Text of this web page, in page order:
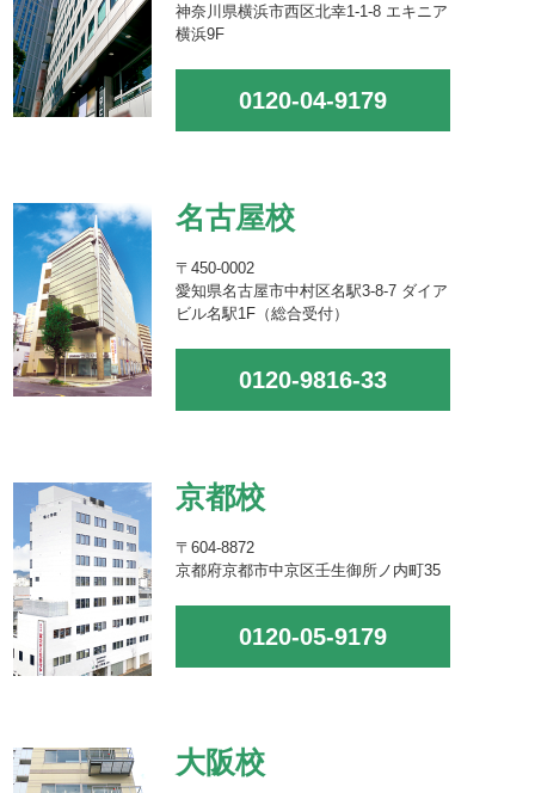
神奈川県横浜市西区北幸1-1-8 エキニア
横浜9F
0120-04-9179
名古屋校
〒450-0002
愛知県名古屋市中村区名駅3-8-7 ダイア
ビル名駅1F（総合受付）
0120-9816-33
京都校
〒604-8872
京都府京都市中京区壬生御所ノ内町35
0120-05-9179
大阪校